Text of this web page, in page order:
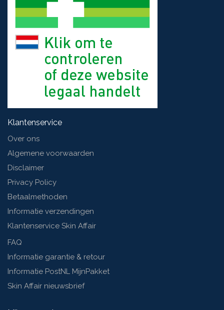
Klantenservice
Over ons
Algemene voorwaarden
Disclaimer
Privacy Policy
Betaalmethoden
Informatie verzendingen
Klantenservice Skin Affair
FAQ
Informatie garantie & retour
Informatie PostNL MijnPakket
Skin Affair nieuwsbrief